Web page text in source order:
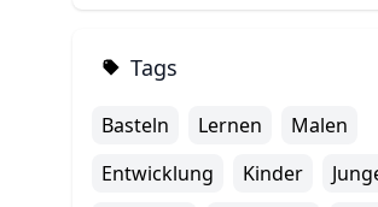
Tags
Basteln Lernen
Malen
Entwicklung
Kinder